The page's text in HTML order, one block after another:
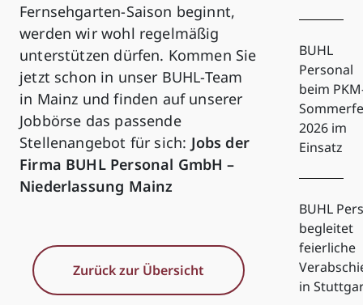
Fernsehgarten-Saison beginnt,
werden wir wohl regelmäßig
unterstützen dürfen. Kommen Sie
jetzt schon in unser BUHL-Team
in Mainz und finden auf unserer
Jobbörse das passende
Stellenangebot für sich: Jobs der
Firma BUHL Personal GmbH –
Niederlassung Mainz
Zurück zur Übersicht
BUHL
Personal
beim
2026 im
Einsatz
BUHL
begleitet
feierliche
in